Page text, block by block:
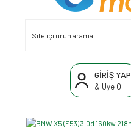
GİRİŞ YAP
& Üye Ol